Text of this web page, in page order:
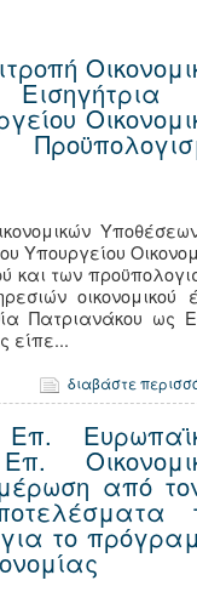
Υπουργείου
και των
οικονομικού
Πατριανάκου ως
είπε...
διαβάστε
από
το